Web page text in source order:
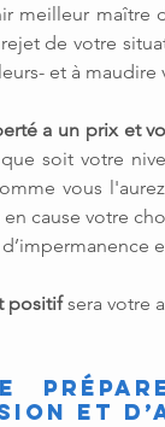
meilleur maître
de votre
et à
a un prix et
soit votre
vous
en cause votre
positif sera votre
et